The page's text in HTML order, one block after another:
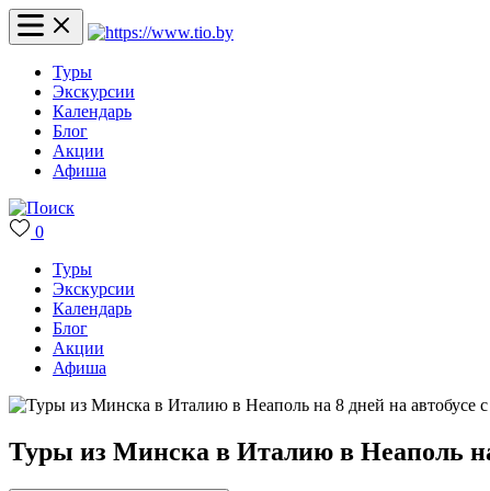
Туры
Экскурсии
Календарь
Блог
Акции
Афиша
0
Туры
Экскурсии
Календарь
Блог
Акции
Афиша
Туры из Минска в Италию в Неаполь на